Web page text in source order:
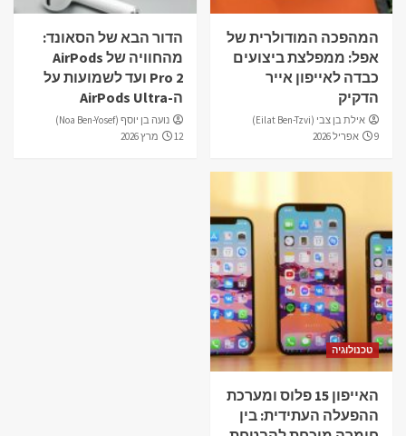
המהפכה המודולרית של
אפל: ממפלצת ביצועים
כבדה לאייפון אייר
הדקיק
אילת בן צבי (Eilat Ben-Tzvi)
9 אפריל 2026
הדור הבא של הסאונד:
מהחוויה של AirPods
Pro 2 ועד לשמועות על
ה-AirPods Ultra
נועה בן יוסף (Noa Ben-Yosef)
12 מרץ 2026
טכנולוגיה
האייפון 15 פלוס ומערכת
ההפעלה העתידית: בין